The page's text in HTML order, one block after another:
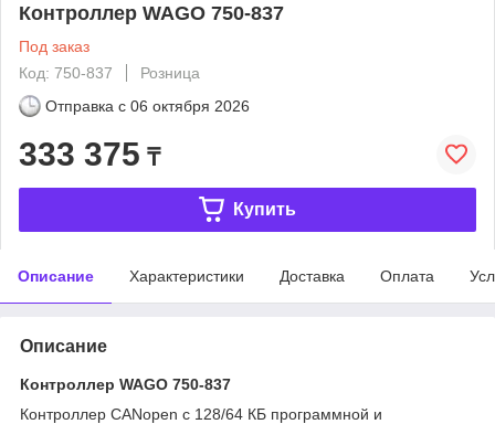
Контроллер WAGO 750-837
Под заказ
Код: 750-837
Розница
Отправка с 06 октября 2026
333 375 ₸
Купить
Описание Характеристики Доставка Оплата
Описание
Контроллер WAGO 750-837
Контроллер CANopen с 128/64 КБ программной и